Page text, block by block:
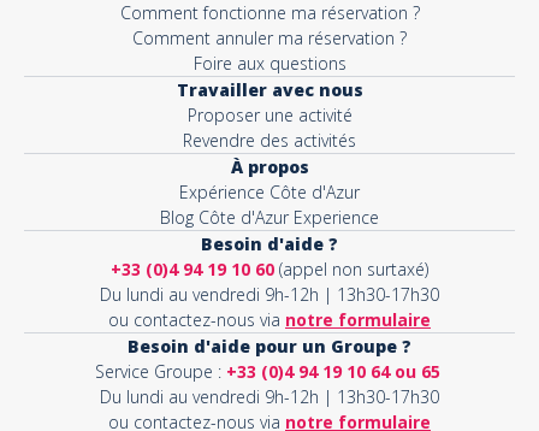
Comment fonctionne ma réservation ?
Comment annuler ma réservation ?
Foire aux questions
Travailler avec nous
Proposer une activité
Revendre des activités
À propos
Expérience Côte d'Azur
Blog Côte d'Azur Experience
Besoin d'aide ?
+33 (0)4 94 19 10 60 (appel non surtaxé)
Du lundi au vendredi 9h-12h | 13h30-17h30
ou contactez-nous via notre formulaire
Besoin d'aide pour un Groupe ?
Service Groupe : +33 (0)4 94 19 10 64 ou 65
Du lundi au vendredi 9h-12h | 13h30-17h30
ou contactez-nous via notre formulaire